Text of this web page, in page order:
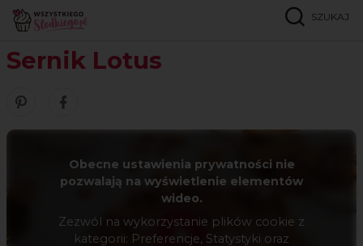
SZUKAJ
Strona główna Sernik Lotus
Sernik Lotus
Zobacz nasze piny w serwisie Pinterest
Udostępnij ten przepis w serwisie Facebook
Obecne ustawienia prywatności nie
pozwalają na wyświetlenie elementów
wideo.
Zezwól na wykorzystanie plików cookie z
kategorii: Preferencje, Statystyki oraz